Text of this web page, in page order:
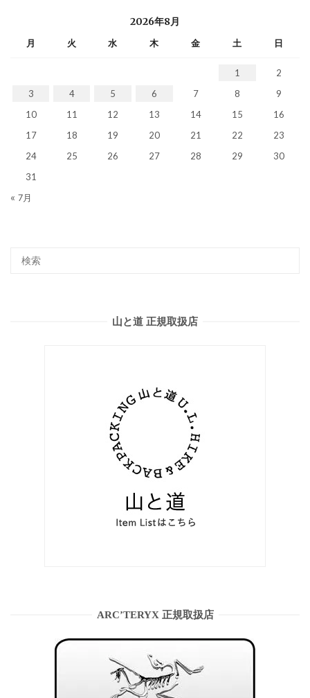
2026年8月
月 火 水 木 金 土 日
1
2
3
4 5 6 7 8
9
10
11 12 13 14 15
16
17
18 19 20 21 22
23
24
25 26 27 28 29
30
31
« 7月
山と道 正規取扱店
ARC’TERYX 正規取扱店